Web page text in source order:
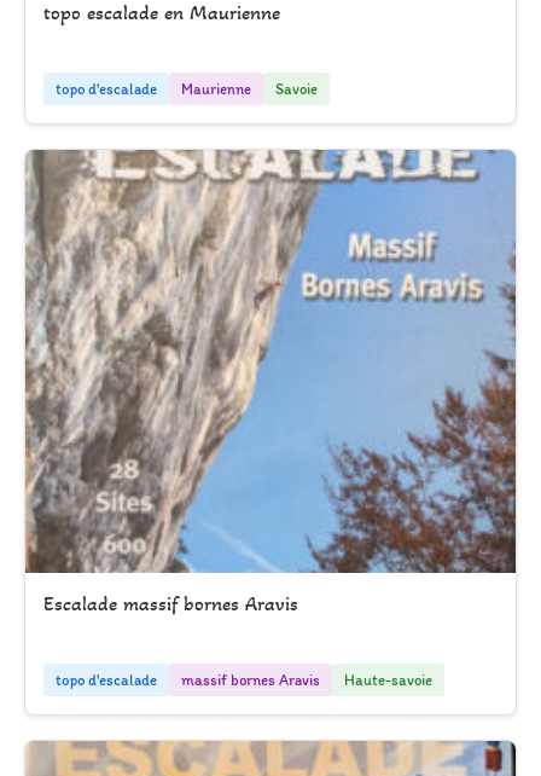
topo escalade en Maurienne
topo d'escalade Maurienne Savoie
Escalade massif bornes Aravis
topo d'escalade massif bornes Aravis Haute-savoie